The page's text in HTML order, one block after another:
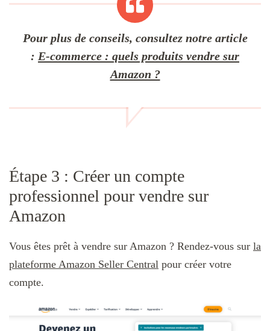
Pour plus de conseils, consultez notre article
: E-commerce : quels produits vendre sur
Amazon ?
Étape 3 : Créer un compte
professionnel pour vendre sur
Amazon
Vous êtes prêt à vendre sur Amazon ? Rendez-vous sur la
plateforme Amazon Seller Central pour créer votre
compte.